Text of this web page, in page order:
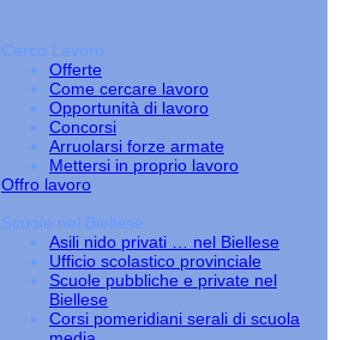
Cerco Lavoro
Offerte
Come cercare lavoro
Opportunità di lavoro
Concorsi
Arruolarsi forze armate
Mettersi in proprio lavoro
Offro lavoro
Scuole nel Biellese
Asili nido privati … nel Biellese
Ufficio scolastico provinciale
Scuole pubbliche e private nel
Biellese
Corsi pomeridiani serali di scuola